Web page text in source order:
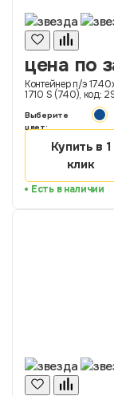
цена по
Контейнер п/э
1710 S (740), код:
Выберите
цвет:
Купить в 1
клик
Есть в наличии